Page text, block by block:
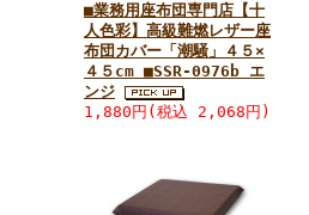
■業務用座布団専門店【十
人色彩】高級難燃レザー座
布団カバー「潮騒」４５×
４５cm ■SSR-0976b エ
ンジ
1,880円(税込 2,068円)